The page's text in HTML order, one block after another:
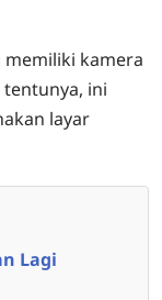
memiliki kamera
ini
layar
Lagi